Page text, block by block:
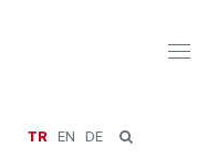
TR EN DE